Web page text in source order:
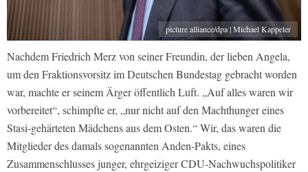
picture alliance/dpa | Michael Kappeler
Nachdem Friedrich Merz von seiner Freundin, der lieben Angela,
um den Fraktionsvorsitz im Deutschen Bundestag gebracht worden
war, machte er seinem Ärger öffentlich Luft. „Auf alles waren wir
vorbereitet“, schimpfte er, „nur nicht auf den Machthunger eines
Stasi-gehärteten Mädchens aus dem Osten.“ Wir, das waren die
Mitglieder des damals sogenannten Anden-Pakts, eines
Zusammenschlusses junger, ehrgeiziger CDU-Nachwuchspolitiker